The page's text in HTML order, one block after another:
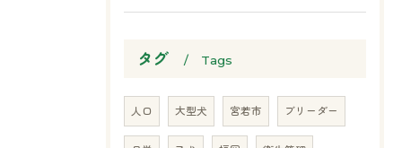
タグ Tags
人口 大型犬 宮若市 ブリーダー